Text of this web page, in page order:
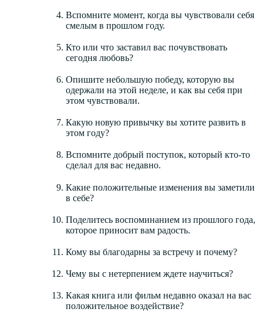
Вспомните момент, когда вы чувствовали себя
смелым в прошлом году.
Кто или что заставил вас почувствовать
сегодня любовь?
Опишите небольшую победу, которую вы
одержали на этой неделе, и как вы себя при
этом чувствовали.
Какую новую привычку вы хотите развить в
этом году?
Вспомните добрый поступок, который кто-то
сделал для вас недавно.
Какие положительные изменения вы заметили
в себе?
Поделитесь воспоминанием из прошлого года,
которое приносит вам радость.
Кому вы благодарны за встречу и почему?
Чему вы с нетерпением ждете научиться?
Какая книга или фильм недавно оказал на вас
положительное воздействие?